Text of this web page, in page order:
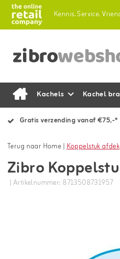
Kennis.Service.
Kachels Kachel
Gratis verzending vanaf €75,-*
Terug naar Home |Koppelstuk
Zibro
| Artikelnummer: 8713508731957